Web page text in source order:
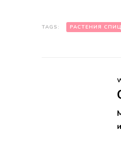
TAGS: РАСТЕНИЯ